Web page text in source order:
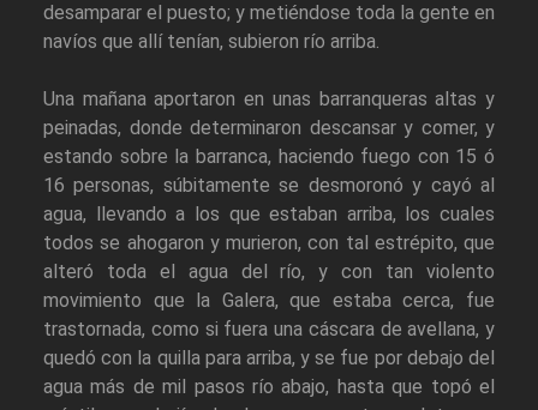
desamparar el puesto; y metiéndose toda la gente en
navíos que allí tenían, subieron río arriba.
Una mañana aportaron en unas barranqueras altas y
peinadas, donde determinaron descansar y comer, y
estando sobre la barranca, haciendo fuego con 15 ó
16 personas, súbitamente se desmoronó y cayó al
agua, llevando a los que estaban arriba, los cuales
todos se ahogaron y murieron, con tal estrépito, que
alteró toda el agua del río, y con tan violento
movimiento que la Galera, que estaba cerca, fue
trastornada, como si fuera una cáscara de avellana, y
quedó con la quilla para arriba, y se fue por debajo del
agua más de mil pasos río abajo, hasta que topó el